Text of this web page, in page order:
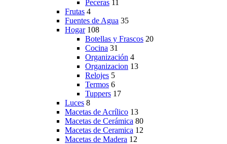
Peceras 11
Frutas 4
Fuentes de Agua 35
Hogar 108
Botellas y Frascos 20
Cocina 31
Organización 4
Organizacion 13
Relojes 5
Termos 6
Tuppers 17
Luces 8
Macetas de Acrílico 13
Macetas de Cerámica 80
Macetas de Ceramica 12
Macetas de Madera 12